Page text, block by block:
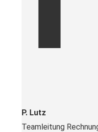
P. Lutz
Teamleitung